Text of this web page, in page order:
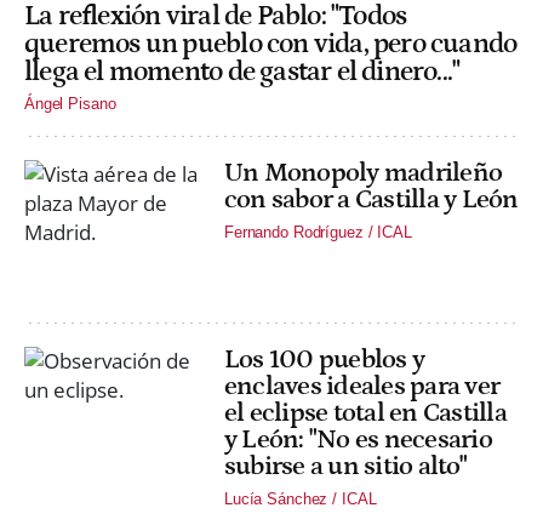
La reflexión viral de Pablo: "Todos
queremos un pueblo con vida, pero cuando
llega el momento de gastar el dinero..."
Ángel Pisano
Un Monopoly madrileño
con sabor a Castilla y León
Fernando Rodríguez / ICAL
Los 100 pueblos y
enclaves ideales para ver
el eclipse total en Castilla
y León: "No es necesario
subirse a un sitio alto"
Lucía Sánchez / ICAL